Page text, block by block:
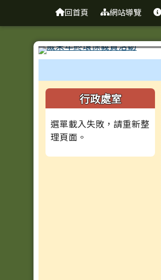
臺南市新營國小
回首頁 網站導覽
左邊區域內容
行政處室
選單載入失敗，請重新整
理頁面。
頁尾區域